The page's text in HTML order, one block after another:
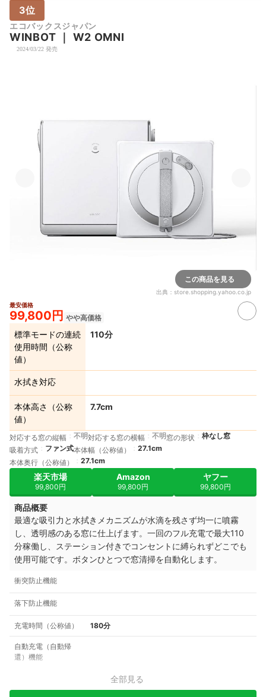
3位
エコバックスジャパン
WINBOT ｜ W2 OMNI
2024/03/22 発売
この商品を見る
出典： store.shopping.yahoo.co.jp
最安価格
99,800円 やや高価格
標準モードの連続
使用時間（公称
値）
110分
水拭き対応
本体高さ（公称
値）
7.7cm
対応する窓の縦幅 不明対応する窓の横幅 不明窓の形状
枠なし窓
吸着方式
ファン式本体幅（公称値）
27.1cm
本体奥行（公称値）
27.1cm
楽天市場
99,800円
Amazon
99,800円
ヤフー
99,800円
商品概要
最適な吸引力と水拭きメカニズムが水滴を残さず均一に噴霧
し、透明感のある窓に仕上げます。一回のフル充電で最大110
分稼働し、ステーション付きでコンセントに縛られずどこでも
使用可能です。ボタンひとつで窓清掃を自動化します。
衝突防止機能
落下防止機能
充電時間（公称値） 180分
自動充電（自動帰
還）機能
全部見る